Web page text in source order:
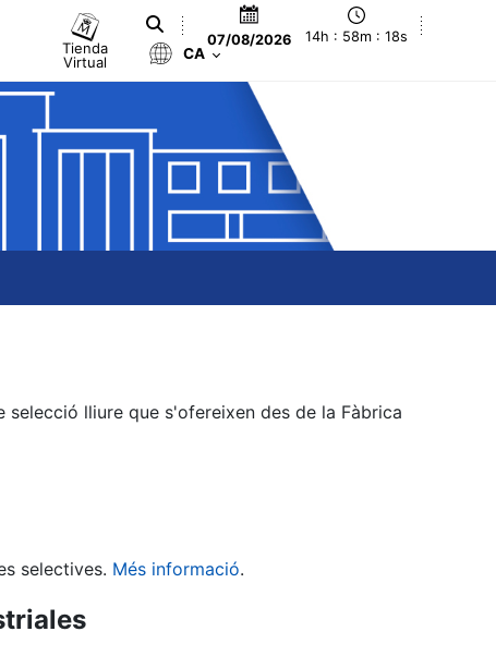
Tienda
Virtual
07/08/2026 14h : 58m : 18s
CA
lliure que s'ofereixen des de la Fàbrica
selectives. Més informació.